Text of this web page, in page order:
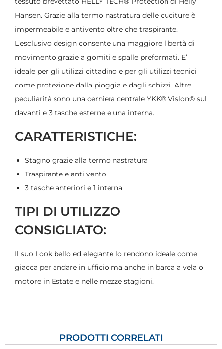
Hansen. Grazie alla termo nastratura delle cuciture è
impermeabile e antivento oltre che traspirante.
L’esclusivo design consente una maggiore libertà di
movimento grazie a gomiti e spalle preformati. E’
ideale per gli utilizzi cittadino e per gli utilizzi tecnici
come protezione dalla pioggia e dagli schizzi. Altre
peculiarità sono una cerniera centrale YKK® Vislon® sul
davanti e 3 tasche esterne e una interna.
CARATTERISTICHE:
Stagno grazie alla termo nastratura
Traspirante e anti vento
3 tasche anteriori e 1 interna
TIPI DI UTILIZZO
CONSIGLIATO:
Il suo Look bello ed elegante lo rendono ideale come
giacca per andare in ufficio ma anche in barca a vela o
motore in Estate e nelle mezze stagioni.
PRODOTTI CORRELATI